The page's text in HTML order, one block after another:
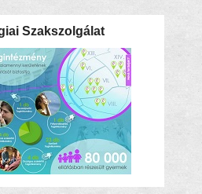
Szakszolgálat